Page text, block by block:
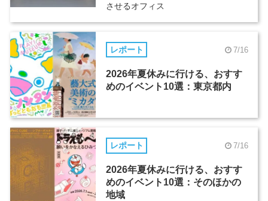
させるオフィス
レポート 7/16
2026年夏休みに行ける、おすす
めのイベント10選：東京都内
レポート 7/16
2026年夏休みに行ける、おすす
めのイベント10選：そのほかの
地域